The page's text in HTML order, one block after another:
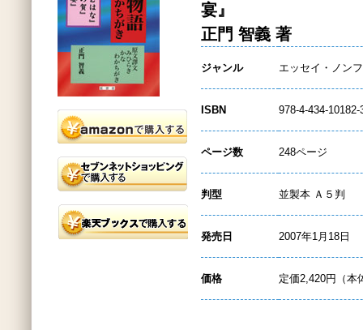
宴』
正門 智義 著
ジャンル エッセイ・ノン
ISBN 978-4-434-10182-
ページ数 248ページ
判型 並製本 Ａ５判
発売日 2007年1月18日
価格 定価2,420円（本